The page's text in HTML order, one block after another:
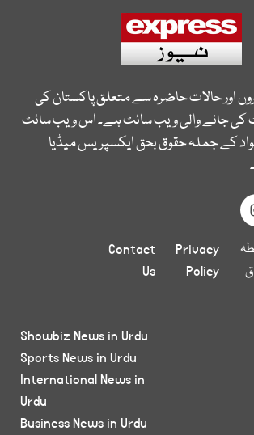
اور حالات حاضرہ سے متعلق پاکستان کی
کی جانے والی ویب سائٹ ہے۔ اس ویب سائٹ
کے جملہ حقوق بحق ایکسپریس میڈیا
Privacy
Policy
Contact
Us
Showbiz News in Urdu
Sports News in Urdu
International News in
Urdu
Business News in Urdu